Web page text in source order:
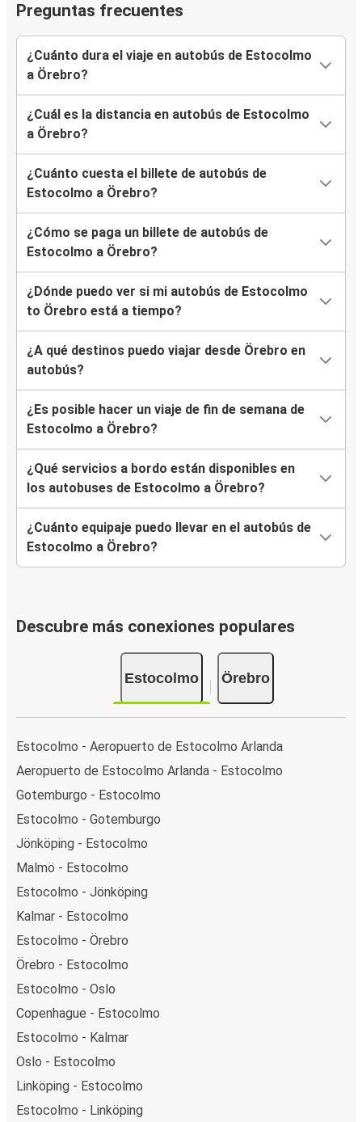
Preguntas frecuentes
¿Cuánto dura el viaje en autobús de Estocolmo
a Örebro?
¿Cuál es la distancia en autobús de Estocolmo
a Örebro?
¿Cuánto cuesta el billete de autobús de
Estocolmo a Örebro?
¿Cómo se paga un billete de autobús de
Estocolmo a Örebro?
¿Dónde puedo ver si mi autobús de Estocolmo
to Örebro está a tiempo?
¿A qué destinos puedo viajar desde Örebro en
autobús?
¿Es posible hacer un viaje de fin de semana de
Estocolmo a Örebro?
¿Qué servicios a bordo están disponibles en
los autobuses de Estocolmo a Örebro?
¿Cuánto equipaje puedo llevar en el autobús de
Estocolmo a Örebro?
Descubre más conexiones populares
Estocolmo Örebro
Estocolmo - Aeropuerto de Estocolmo Arlanda
Aeropuerto de Estocolmo Arlanda - Estocolmo
Gotemburgo - Estocolmo
Estocolmo - Gotemburgo
Jönköping - Estocolmo
Malmö - Estocolmo
Estocolmo - Jönköping
Kalmar - Estocolmo
Estocolmo - Örebro
Örebro - Estocolmo
Estocolmo - Oslo
Copenhague - Estocolmo
Estocolmo - Kalmar
Oslo - Estocolmo
Linköping - Estocolmo
Estocolmo - Linköping